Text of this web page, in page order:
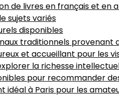
de livres en français et en
sujets variés
disponibles
traditionnels provenant
et accueillant pour les
la richesse
pour recommander
idéal à Paris pour les